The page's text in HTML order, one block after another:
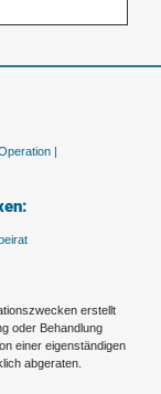
|
erstellt
oder Behandlung
einer eigenständigen
abgeraten.